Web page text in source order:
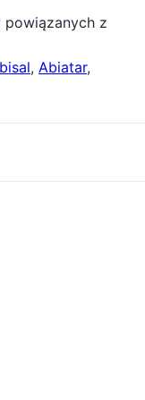
powiązanych z
, Abiatar,